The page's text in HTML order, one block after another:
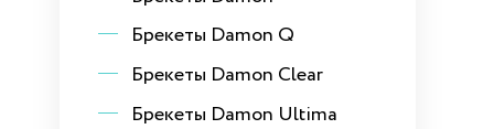
Брекеты Damon Q
Брекеты Damon Clear
Брекеты Damon Ultima